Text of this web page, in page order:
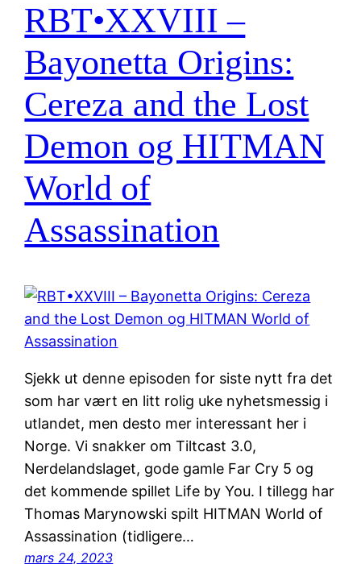
RBT•XXVIII –
Bayonetta Origins:
Cereza and the Lost
Demon og HITMAN
World of
Assassination
Sjekk ut denne episoden for siste nytt fra det
som har vært en litt rolig uke nyhetsmessig i
utlandet, men desto mer interessant her i
Norge. Vi snakker om Tiltcast 3.0,
Nerdelandslaget, gode gamle Far Cry 5 og
det kommende spillet Life by You. I tillegg har
Thomas Marynowski spilt HITMAN World of
Assassination (tidligere…
mars 24, 2023